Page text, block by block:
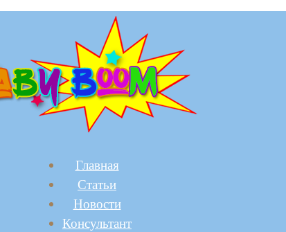
Главная
Статьи
Новости
Консультант